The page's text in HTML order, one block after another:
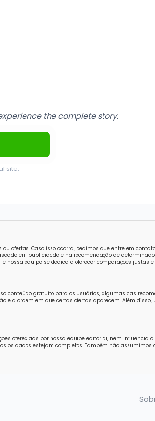
the complete story.
site.
ofertas. Caso isso ocorra, pedimos que entre em
em publicidade e na recomendação de
equipe se dedica a oferecer comparações justas
conteúdo gratuito para os usuários, algumas das
e a ordem em que certas ofertas aparecem. Além
oferecidas por nossa equipe editorial, nem influencia
os dados estejam completos. Também não